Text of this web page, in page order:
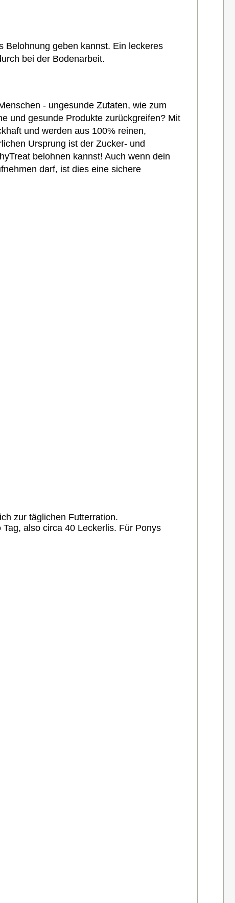
Belohnung geben kannst. Ein leckeres
bei der Bodenarbeit.
- ungesunde Zutaten, wie zum
und gesunde Produkte zurückgreifen? Mit
und werden aus 100% reinen,
Ursprung ist der Zucker- und
belohnen kannst! Auch wenn dein
darf, ist dies eine sichere
zur täglichen Futterration.
also circa 40 Leckerlis. Für Ponys